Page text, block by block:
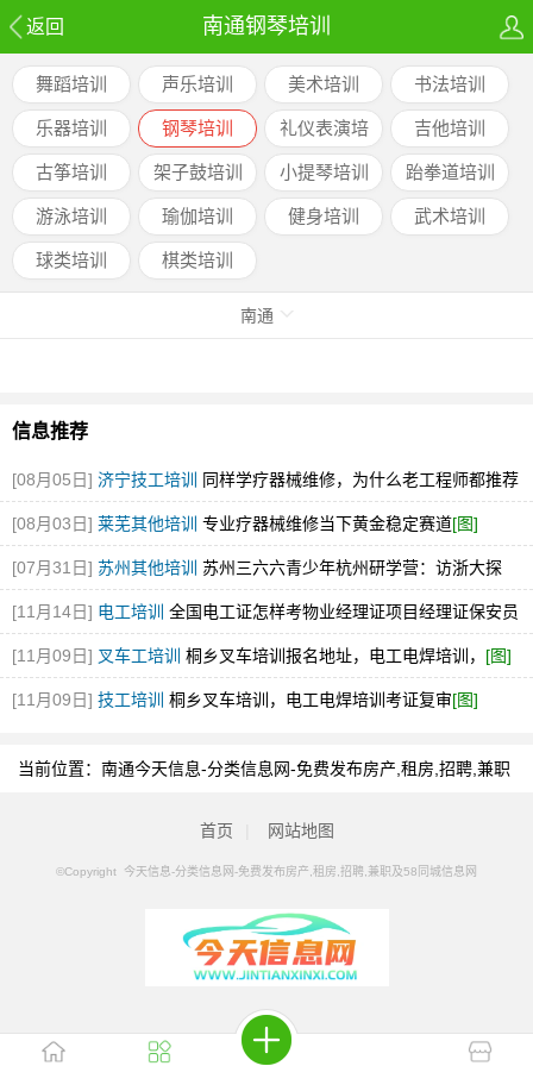
返回 南通钢琴培训
舞蹈培训 声乐培训 美术培训 书法培训
乐器培训 钢琴培训
礼仪表演培
训
吉他培训
古筝培训 架子鼓培训 小提琴培训 跆拳道培训
游泳培训 瑜伽培训 健身培训 武术培训
球类培训 棋类培训
南通
信息推荐
[08月05日] 济宁技工培训 同样学疗器械维修，为什么老工程师都推荐
彩虹[图]
[08月03日] 莱芜其他培训 专业疗器械维修当下黄金稳定赛道[图]
[07月31日] 苏州其他培训 苏州三六六青少年杭州研学营：访浙大探
AI，开阔视野，火热招募
[11月14日] 电工培训 全国电工证怎样考物业经理证项目经理证保安员
报名 [图]
[11月09日] 叉车工培训 桐乡叉车培训报名地址，电工电焊培训， [图]
[11月09日] 技工培训 桐乡叉车培训，电工电焊培训考证复审[图]
当前位置： 南通今天信息-分类信息网-免费发布房产,租房,招聘,兼职
首页 网站地图
©Copyright 今天信息-分类信息网-免费发布房产,租房,招聘,兼职及58同城信息网